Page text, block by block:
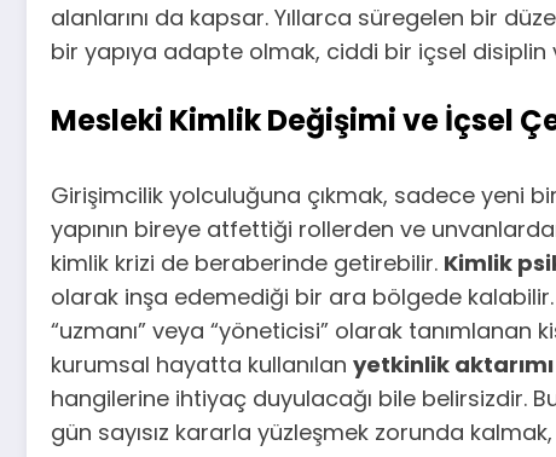
alanlarını da kapsar. Yıllarca süregelen bir
bir yapıya adapte olmak, ciddi bir içsel disiplin
Mesleki Kimlik Değişimi ve İçsel
Girişimcilik yolculuğuna çıkmak, sadece yeni
yapının bireye atfettiği rollerden ve
kimlik krizi de beraberinde getirebilir. Kimlik
olarak inşa edemediği bir ara bölgede
“uzmanı” veya “yöneticisi” olarak tanımlanan
kurumsal hayatta kullanılan yetkinlik aktarımı
hangilerine ihtiyaç duyulacağı bile belirsizdir.
gün sayısız kararla yüzleşmek zorunda